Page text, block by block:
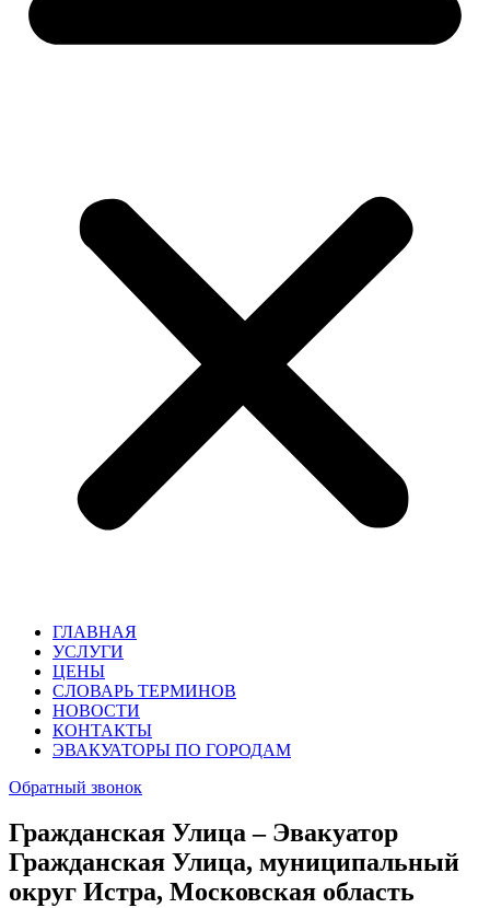
ГЛАВНАЯ
УСЛУГИ
ЦЕНЫ
СЛОВАРЬ ТЕРМИНОВ
НОВОСТИ
КОНТАКТЫ
ЭВАКУАТОРЫ ПО ГОРОДАМ
Обратный звонок
Гражданская Улица – Эвакуатор
Гражданская Улица, муниципальный
округ Истра, Московская область